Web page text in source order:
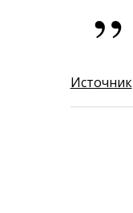
Источник